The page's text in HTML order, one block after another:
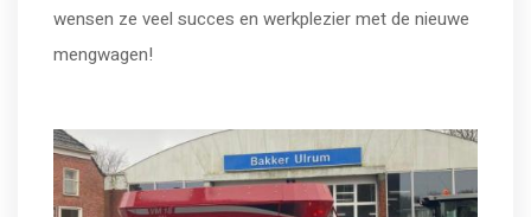
wensen ze veel succes en werkplezier met de nieuwe
mengwagen!